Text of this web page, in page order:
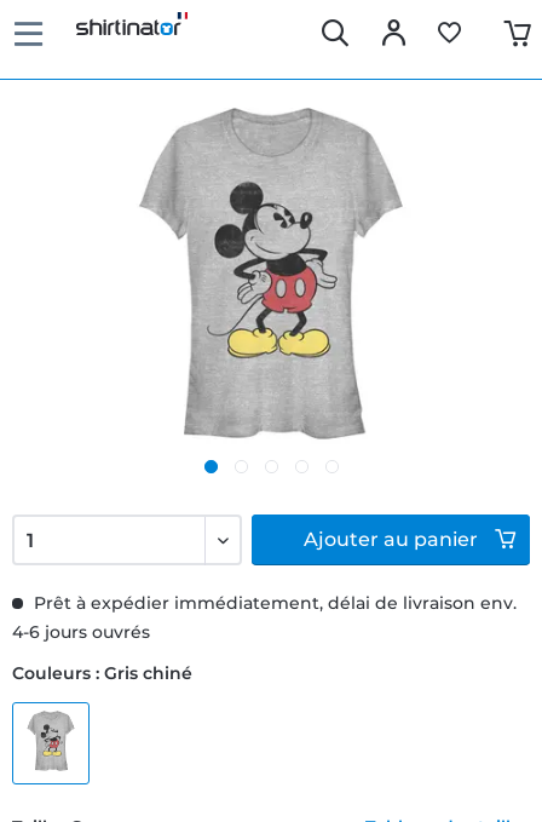
Prêt à expédier immédiatement, délai de livraison env.
4-6 jours ouvrés
Couleurs : Gris chiné
Ajouter au panier